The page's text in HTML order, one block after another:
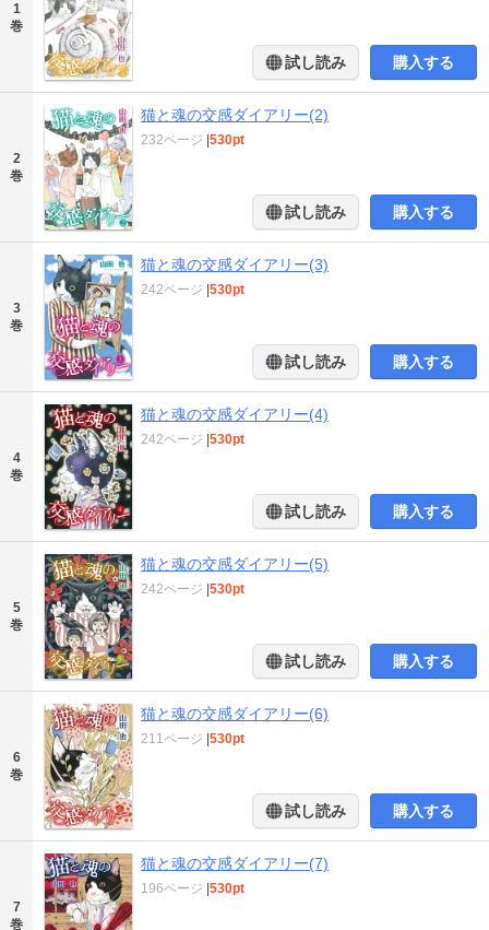
1
巻
試し読み 購入する
2
巻
猫と魂の交感ダイアリー(2)
232ページ 530pt
試し読み 購入する
3
巻
猫と魂の交感ダイアリー(3)
242ページ 530pt
試し読み 購入する
4
巻
猫と魂の交感ダイアリー(4)
242ページ 530pt
試し読み 購入する
5
巻
猫と魂の交感ダイアリー(5)
242ページ 530pt
試し読み 購入する
6
巻
猫と魂の交感ダイアリー(6)
211ページ 530pt
試し読み 購入する
7
巻
猫と魂の交感ダイアリー(7)
196ページ 530pt